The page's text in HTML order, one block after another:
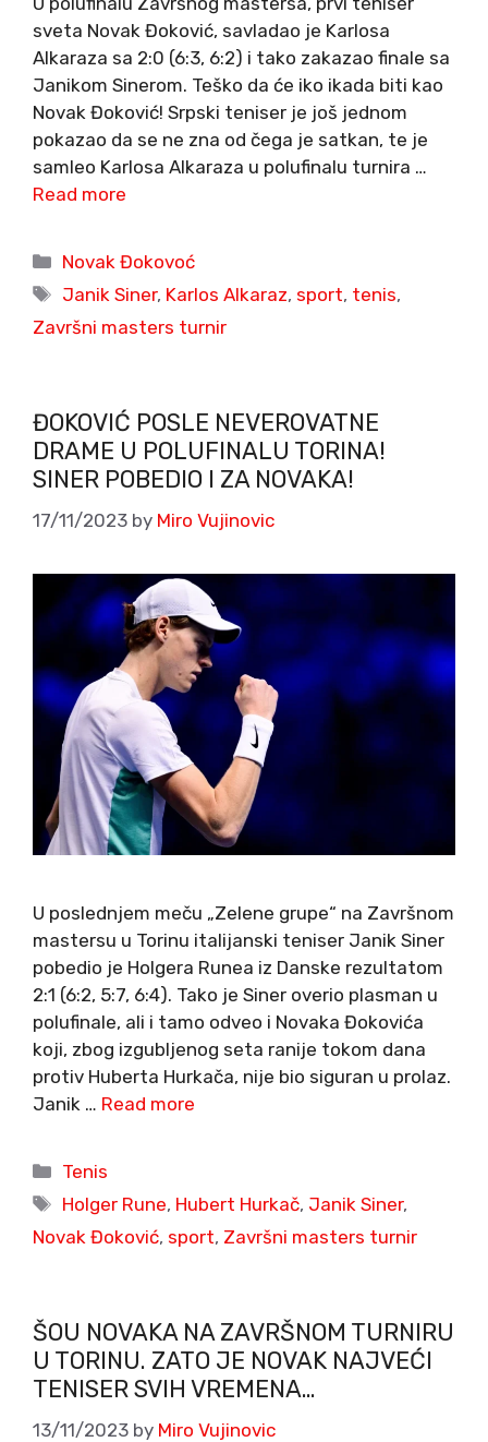
sveta Novak Đoković, savladao je Karlosa
Alkaraza sa 2:0 (6:3, 6:2) i tako zakazao finale sa
Janikom Sinerom. Teško da će iko ikada biti kao
Novak Đoković! Srpski teniser je još jednom
pokazao da se ne zna od čega je satkan, te je
samleo Karlosa Alkaraza u polufinalu turnira …
Read more
Categories
Novak Đokovoć
Tags
Janik Siner, Karlos Alkaraz, sport, tenis,
Završni masters turnir
ĐOKOVIĆ POSLE NEVEROVATNE
DRAME U POLUFINALU TORINA!
SINER POBEDIO I ZA NOVAKA!
17/11/2023 by Miro Vujinovic
U poslednjem meču „Zelene grupe“ na Završnom
mastersu u Torinu italijanski teniser Janik Siner
pobedio je Holgera Runea iz Danske rezultatom
2:1 (6:2, 5:7, 6:4). Tako je Siner overio plasman u
polufinale, ali i tamo odveo i Novaka Đokovića
koji, zbog izgubljenog seta ranije tokom dana
protiv Huberta Hurkača, nije bio siguran u prolaz.
Janik … Read more
Categories
Tenis
Tags
Holger Rune, Hubert Hurkač, Janik Siner,
Novak Đoković, sport, Završni masters turnir
ŠOU NOVAKA NA ZAVRŠNOM TURNIRU
U TORINU. ZATO JE NOVAK NAJVEĆI
TENISER SVIH VREMENA…
13/11/2023 by Miro Vujinovic